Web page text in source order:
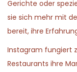
Gerichte oder
sie sich mehr mit
bereit, ihre
Instagram fungiert
Restaurants ihre